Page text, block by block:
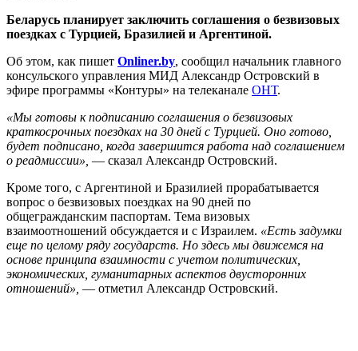
Беларусь планирует заключить соглашения о безвизовых
поездках с Турцией, Бразилией и Аргентиной.
Об этом, как пишет Onliner.by, сообщил начальник главного
консульского управления МИД Александр Островский в
эфире программы «Контуры» на телеканале ОНТ.
«Мы готовы к подписанию соглашения о безвизовых
краткосрочных поездках на 30 дней с Турцией. Оно готово,
будет подписано, когда завершится работа над соглашением
о реадмиссии», — сказал Александр Островский.
Кроме того, с Аргентиной и Бразилией прорабатывается
вопрос о безвизовых поездках на 90 дней по
общегражданским паспортам. Тема визовых
взаимоотношений обсуждается и с Израилем. «Есть задумки
еще по целому ряду государств. Но здесь мы движемся на
основе принципа взаимности с учетом политических,
экономических, гуманитарных аспектов двусторонних
отношений», — отметил Александр Островский.